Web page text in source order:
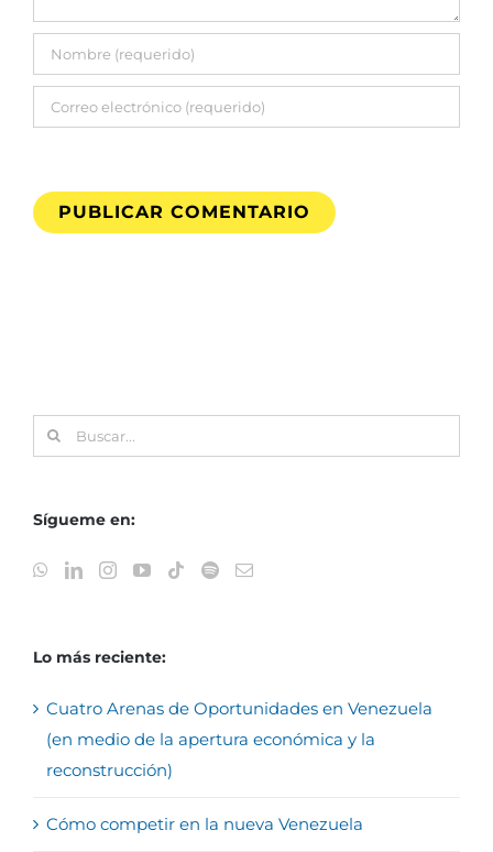
Buscar:
Sígueme en:
Lo más reciente:
Cuatro Arenas de Oportunidades en Venezuela
(en medio de la apertura económica y la
reconstrucción)
Cómo competir en la nueva Venezuela